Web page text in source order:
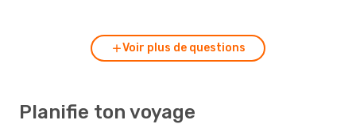
Voir plus de questions
Planifie ton voyage